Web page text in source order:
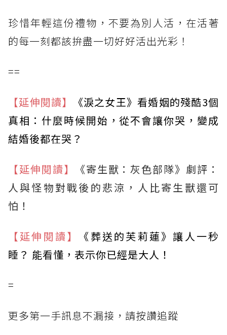
珍惜年輕這份禮物，不要為別人活，在活著
的每一刻都該拚盡一切好好活出光彩！
==
【延伸閱讀】
《淚之女王》看婚姻的殘酷3個
真相：什麼時候開始，從不會讓你哭，變成
結婚後都在哭？
【延伸閱讀】
《寄生獸：灰色部隊》劇評：
人與怪物對戰後的悲涼，人比寄生獸還可
怕！
【延伸閱讀】
《葬送的芙莉蓮》讓人一秒
睡？ 能看懂，表示你已經是大人！
=
更多第一手訊息不漏接，請按讚追蹤